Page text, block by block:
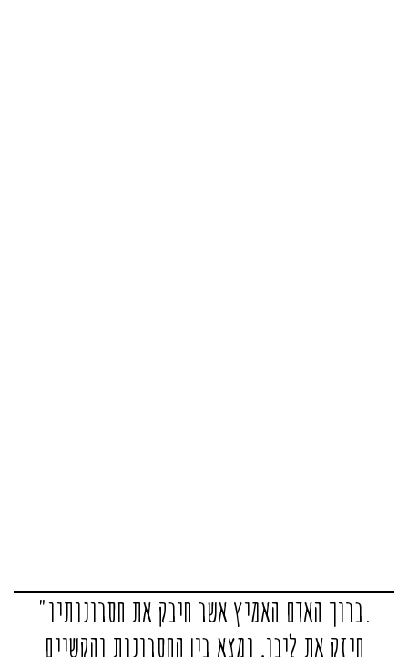
"ברוך האדם האמיץ אשר חיבק את חסרונותיו.
חיזק את ליבו, ומצא בין החסרונות והקשיים